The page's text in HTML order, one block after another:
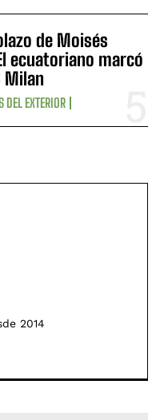
de Moisés
ecuatoriano marcó
Milan
DEL EXTERIOR
2014